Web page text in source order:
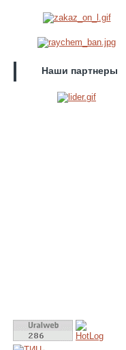
Наши партнеры